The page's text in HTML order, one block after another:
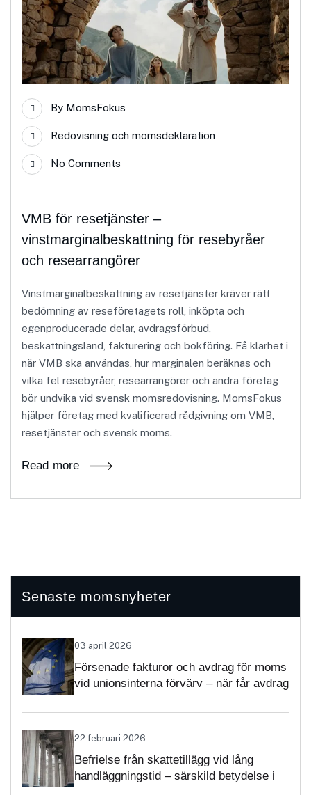
By MomsFokus
Redovisning och momsdeklaration
No Comments
VMB för resetjänster –
vinstmarginalbeskattning för resebyråer
och researrangörer
Vinstmarginalbeskattning av resetjänster kräver rätt
bedömning av reseföretagets roll, inköpta och
egenproducerade delar, avdragsförbud,
beskattningsland, fakturering och bokföring. Få klarhet i
när VMB ska användas, hur marginalen beräknas och
vilka fel resebyråer, researrangörer och andra företag
bör undvika vid svensk momsredovisning. MomsFokus
hjälper företag med kvalificerad rådgivning om VMB,
resetjänster och svensk moms.
Read more
Senaste momsnyheter
03 april 2026
Försenade fakturor och avdrag för moms
vid unionsinterna förvärv – när får avdrag
22 februari 2026
Befrielse från skattetillägg vid lång
handläggningstid – särskild betydelse i